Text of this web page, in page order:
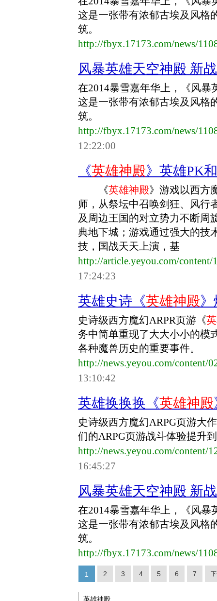
这是一张带有浓郁古埃及风格
筑。
http://fbyx.17173.com/news/
风暴英雄天空神殿 新
在2014暴雪嘉年华上，《风
这是一张带有浓郁古埃及风格
筑。
http://fbyx.17173.com/news/
12:22:00
《英雄神殿》英雄PK
《英雄神殿》游戏以西方
师，从祭坛中召唤剑狂、风行
及周边王国的对立势力不断周
典地下城；游戏通过强大的技
技，国战天天上演，基
http://article.yeyou.com/
17:24:23
英雄史诗《英雄神殿
史诗级西方魔幻ARPR页游《
务中简单重现了大大小小的模
各种魔兽历史的重要事件。
http://news.yeyou.com/content/
13:10:42
英雄换换换《英雄神殿
史诗级西方魔幻ARPG页游大
们的ARPG页游战斗体验提升
http://news.yeyou.com/content/
16:45:27
风暴英雄天空神殿 新
在2014暴雪嘉年华上，《风
这是一张带有浓郁古埃及风格
筑。
http://fbyx.17173.com/news/
1 2 3 4 5 6 7